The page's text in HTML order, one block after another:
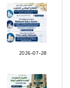
2026-07-28